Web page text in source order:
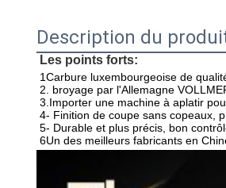
Description du
Les points forts:
1Carbure luxembourgeoise de
2. broyage par l'Allemagne
3.Importer une machine à aplatir
4- Finition de coupe sans copeaux,
5- Durable et plus précis, bon
6Un des meilleurs fabricants en